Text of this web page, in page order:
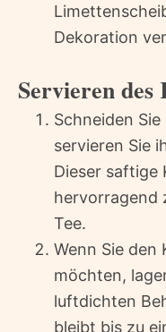
Dekoration
Servieren des
Schneiden
servieren Sie
Dieser saftige
hervorragend
Tee.
Wenn Sie den
möchten,
luftdichten
bleibt bis zu